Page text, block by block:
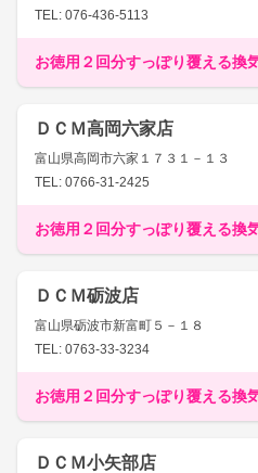
TEL: 076-436-5113
お徳用２回分すっぽり覆える換
ＤＣＭ高岡六家店
富山県高岡市六家１７３１－１３
TEL: 0766-31-2425
お徳用２回分すっぽり覆える換
ＤＣＭ砺波店
富山県砺波市新富町５－１８
TEL: 0763-33-3234
お徳用２回分すっぽり覆える換
ＤＣＭ小矢部店